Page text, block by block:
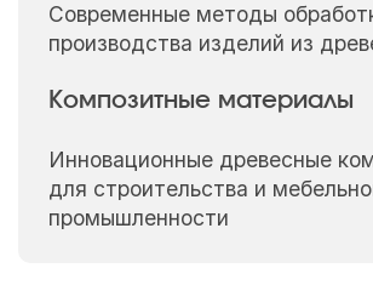
Современные методы
производства изделий из
Композитные материалы
Инновационные древесные
для строительства и
промышленности